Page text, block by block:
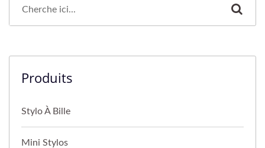
Produits
Stylo À Bille
Mini Stylos